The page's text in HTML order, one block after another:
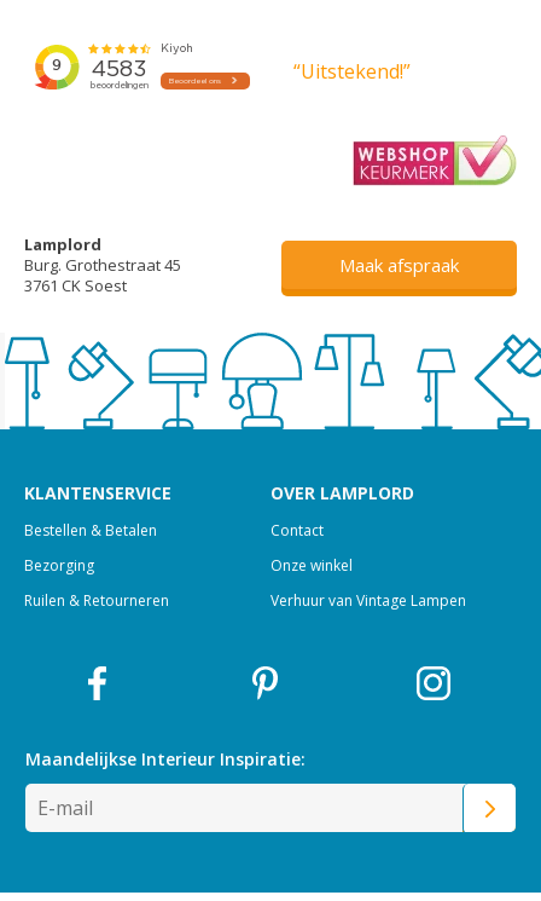
“Uitstekend!”
Lamplord
Burg. Grothestraat 45
3761 CK Soest
Maak afspraak
KLANTENSERVICE
Bestellen & Betalen
Bezorging
Ruilen & Retourneren
OVER LAMPLORD
Contact
Onze winkel
Verhuur van Vintage Lampen
Maandelijkse Interieur Inspiratie: